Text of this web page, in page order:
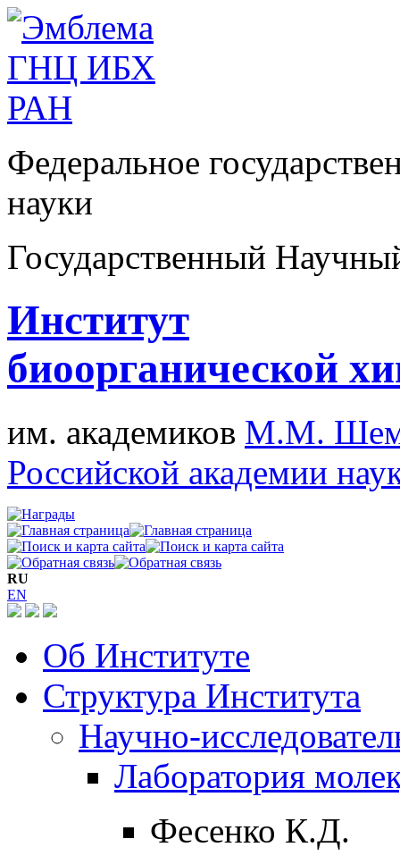
Федеральное
науки
Государственный
Институт
биоорганической
им. академиков М.М.
Российской академии
RU
EN
Об Институте
Структура Института
Научно-
Лаборатория
Фесенко К.Д.